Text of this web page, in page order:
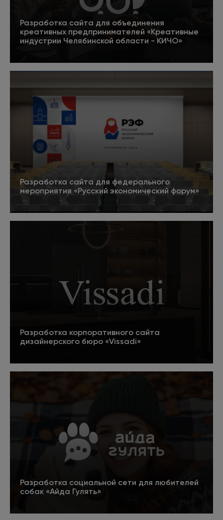
Руководит командой копирайтеров. В крупных
проектах привлекает внештатных
специалистов - экспертов в тематике. Цель
команды - создание информативных и
полезных текстов, заточенных под SEO.
Копирайтер
пишем маркетинговые тексты, которые
помогут принять решение о покупке.
Арт-директор
работы и сроки ее выполнения. Контролирует
процесс технического воплощения дизайна.
SEO-аналитик
Разработка сайта для объединения
креативных предпринимателей «Креативные
индустрии Челябинской области - КИЧО»
Подробнее 5
Разработка сайта для федерального
мероприятия «Русский экономический форум»
Подробнее 5
Разработка корпоративного сайта
дизайнерского бюро «Vissadi»
Подробнее
Разработка социальной сети для любителей
собак «Айда Гулять»
Подробнее 5